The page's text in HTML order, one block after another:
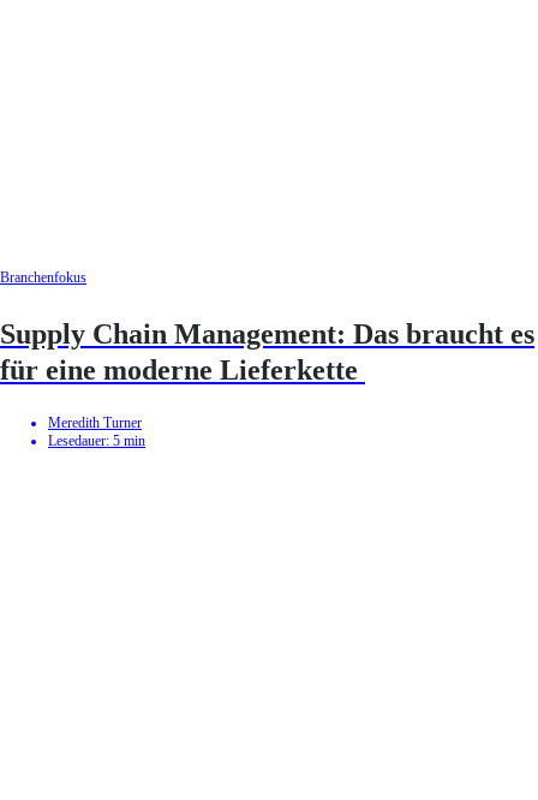
Branchenfokus
Supply Chain Management: Das braucht es
für eine moderne Lieferkette
Meredith Turner
Lesedauer: 5 min